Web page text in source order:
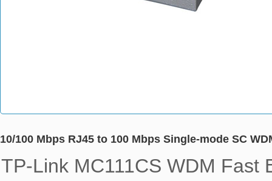
10/100 Mbps RJ45 to 100 Mbps Single-mode SC
TP-Link MC111CS WDM Fast